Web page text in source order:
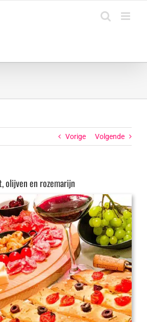
Vorige Volgende
olijven en rozemarijn